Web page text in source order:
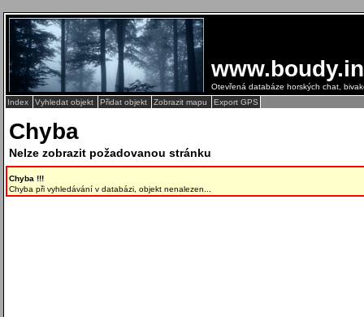
Otevřená databáze horských chat,
Index
Vyhledat objekt Přidat objekt Zobrazit mapu Export GPS
Chyba
Nelze zobrazit požadovanou stránku
Chyba !!!
Chyba při vyhledávání v databázi, objekt nenalezen...